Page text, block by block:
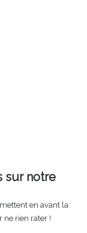
sur notre
en avant la
ne rien rater !